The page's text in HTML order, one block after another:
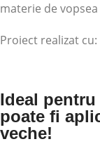
materie de
Proiect realizat cu:
Ideal
poate fi
veche!